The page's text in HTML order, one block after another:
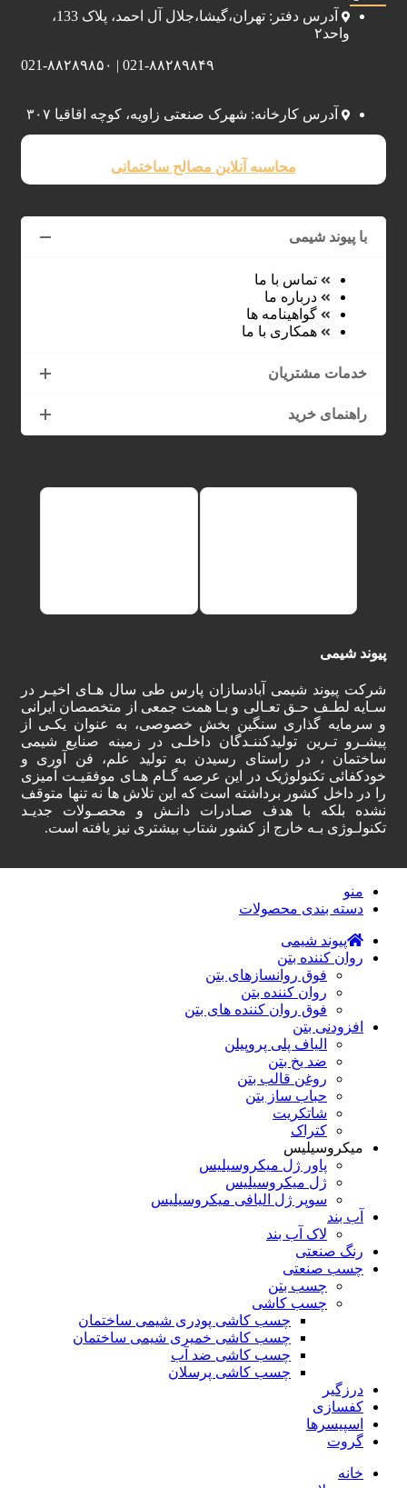
آدرس دفتر: تهران،گیشا،جلال آل احمد، پلاک 133،
واحد۲
021-۸۸۲۸۹۸۴۹ | 021-۸۸۲۸۹۸۵۰
آدرس کارخانه: شهرک صنعتی زاویه، کوچه اقاقیا ۳۰۷
محاسبه آنلاین مصالح ساختمانی
با پیوند شیمی
تماس با ما
درباره ما
گواهینامه ها
همکاری با ما
خدمات مشتریان
راهنمای خرید
پیوند شیمی
شرکت پیوند شیمی آبادسازان پارس طی سال هـای اخیـر در
سـایه لطـف حـق تعـالی و بـا همت جمعی از متخصصان ایرانی
و سرمایه گذاری سنگین بخش خصوصی، به عنوان یکـی از
پیشـرو تـرین تولیدکننـدگان داخلـی در زمینه صنایع شیمی
ساختمان ، در راستای رسیدن به تولید علم، فن آوری و
خودکفائی تکنولوژیک در این عرصه گـام هـای موفقیـت آمیزی
را در داخل کشور برداشته است که این تلاش ها نه تنها متوقف
نشده بلکه با هدف صـادرات دانـش و محصـولات جدیـد
تکنولـوژی بـه خارج از کشور شتاب بیشتری نیز یافته است.
منو
دسته‌ بندی محصولات
پیوند شیمی
روان کننده بتن
فوق روانسازهای بتن
روان کننده بتن
فوق روان کننده های بتن
افزودنی بتن
الیاف پلی پروپیلن
ضد یخ بتن
روغن قالب بتن
حباب ساز بتن
شاتکریت
کتراک
میکروسیلیس
پاور ژل میکروسیلیس
ژل میکروسیلیس
سوپر ژل الیافی میکروسیلیس
آب بند
لاک آب بند
رنگ صنعتی
چسب صنعتی
چسب بتن
چسب کاشی
چسب کاشی پودری شیمی ساختمان
چسب کاشی خمیری شیمی ساختمان
چسب کاشی ضد آب
چسب کاشی پرسلان
درزگیر
کفسازی
اسپیسرها
گروت
خانه